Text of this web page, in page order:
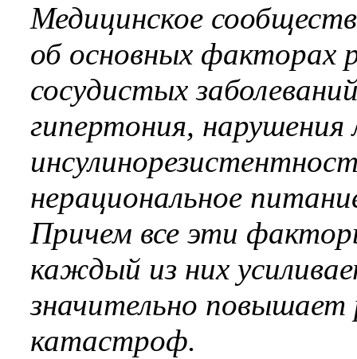
Медицинское
об основных факторах
сосудистых
гипертония, нарушения
нерациональное
Причем все эти
каждый из них
значительно повышает
катастроф.